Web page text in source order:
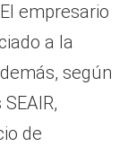
empresario
a la
según
de